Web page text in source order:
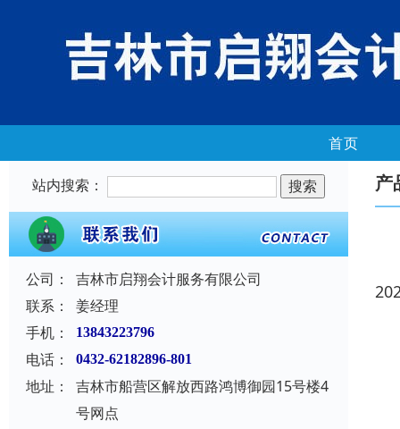
首页
站内搜索：
公司：
吉林市启翔会计服务有限公司
联系：
姜经理
手机：
13843223796
电话： 0432-62182896-801
地址：
吉林市船营区解放西路鸿博御园15号楼4
号网点
产